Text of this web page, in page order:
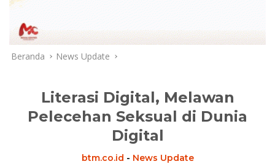
Beranda News Update
Literasi Digital, Melawan
Pelecehan Seksual di Dunia
Digital
btm.co.id - News Update